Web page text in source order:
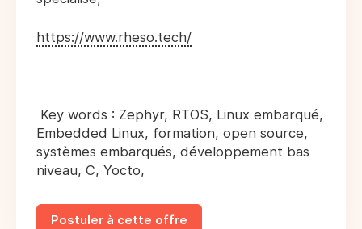
https://www.rheso.tech/
Key words : Zephyr, RTOS, Linux embarqué,
Embedded Linux, formation, open source,
systèmes embarqués, développement bas
niveau, C, Yocto,
Postuler à cette offre